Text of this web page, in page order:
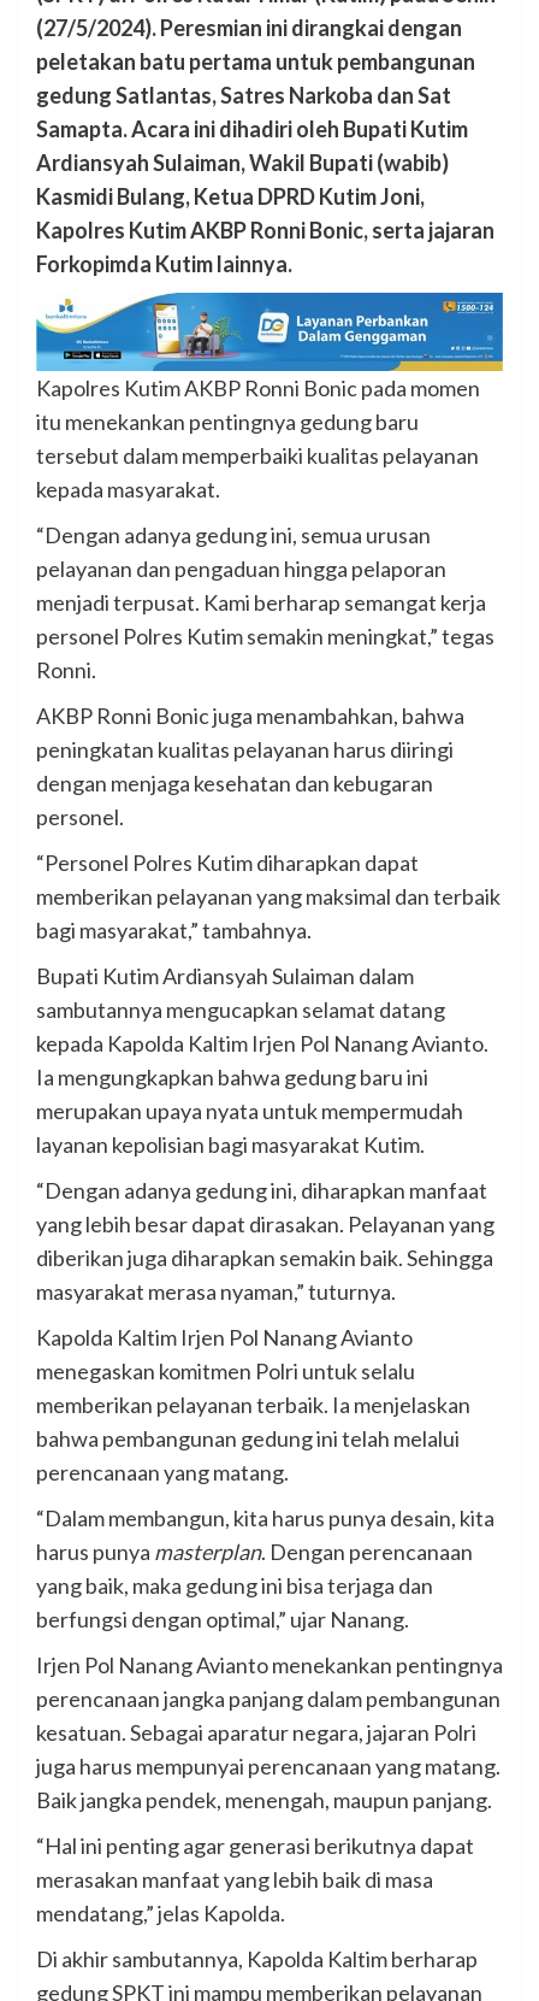
(27/5/2024). Peresmian ini dirangkai dengan
peletakan batu pertama untuk pembangunan
gedung Satlantas, Satres Narkoba dan Sat
Samapta. Acara ini dihadiri oleh Bupati Kutim
Ardiansyah Sulaiman, Wakil Bupati (wabib)
Kasmidi Bulang, Ketua DPRD Kutim Joni,
Kapolres Kutim AKBP Ronni Bonic, serta jajaran
Forkopimda Kutim lainnya.
Kapolres Kutim AKBP Ronni Bonic pada momen
itu menekankan pentingnya gedung baru
tersebut dalam memperbaiki kualitas pelayanan
kepada masyarakat.
“Dengan adanya gedung ini, semua urusan
pelayanan dan pengaduan hingga pelaporan
menjadi terpusat. Kami berharap semangat kerja
personel Polres Kutim semakin meningkat,” tegas
Ronni.
AKBP Ronni Bonic juga menambahkan, bahwa
peningkatan kualitas pelayanan harus diiringi
dengan menjaga kesehatan dan kebugaran
personel.
“Personel Polres Kutim diharapkan dapat
memberikan pelayanan yang maksimal dan terbaik
bagi masyarakat,” tambahnya.
Bupati Kutim Ardiansyah Sulaiman dalam
sambutannya mengucapkan selamat datang
kepada Kapolda Kaltim Irjen Pol Nanang Avianto.
Ia mengungkapkan bahwa gedung baru ini
merupakan upaya nyata untuk mempermudah
layanan kepolisian bagi masyarakat Kutim.
“Dengan adanya gedung ini, diharapkan manfaat
yang lebih besar dapat dirasakan. Pelayanan yang
diberikan juga diharapkan semakin baik. Sehingga
masyarakat merasa nyaman,” tuturnya.
Kapolda Kaltim Irjen Pol Nanang Avianto
menegaskan komitmen Polri untuk selalu
memberikan pelayanan terbaik. Ia menjelaskan
bahwa pembangunan gedung ini telah melalui
perencanaan yang matang.
“Dalam membangun, kita harus punya desain, kita
harus punya masterplan. Dengan perencanaan
yang baik, maka gedung ini bisa terjaga dan
berfungsi dengan optimal,” ujar Nanang.
Irjen Pol Nanang Avianto menekankan pentingnya
perencanaan jangka panjang dalam pembangunan
kesatuan. Sebagai aparatur negara, jajaran Polri
juga harus mempunyai perencanaan yang matang.
Baik jangka pendek, menengah, maupun panjang.
“Hal ini penting agar generasi berikutnya dapat
merasakan manfaat yang lebih baik di masa
mendatang,” jelas Kapolda.
Di akhir sambutannya, Kapolda Kaltim berharap
gedung SPKT ini mampu memberikan pelayanan